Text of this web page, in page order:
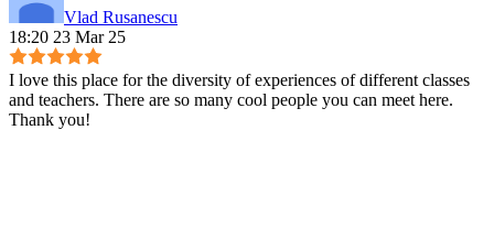
Vlad Rusanescu
18:20 23 Mar 25
I love this place for the diversity of experiences of different classes
and teachers. There are so many cool people you can meet here.
Thank you!